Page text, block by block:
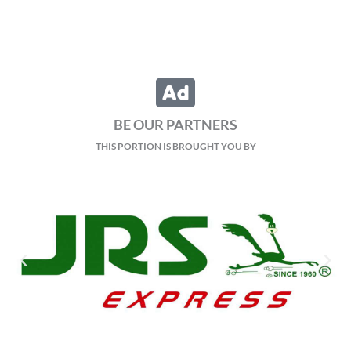
BE OUR PARTNERS
THIS PORTION IS BROUGHT YOU BY